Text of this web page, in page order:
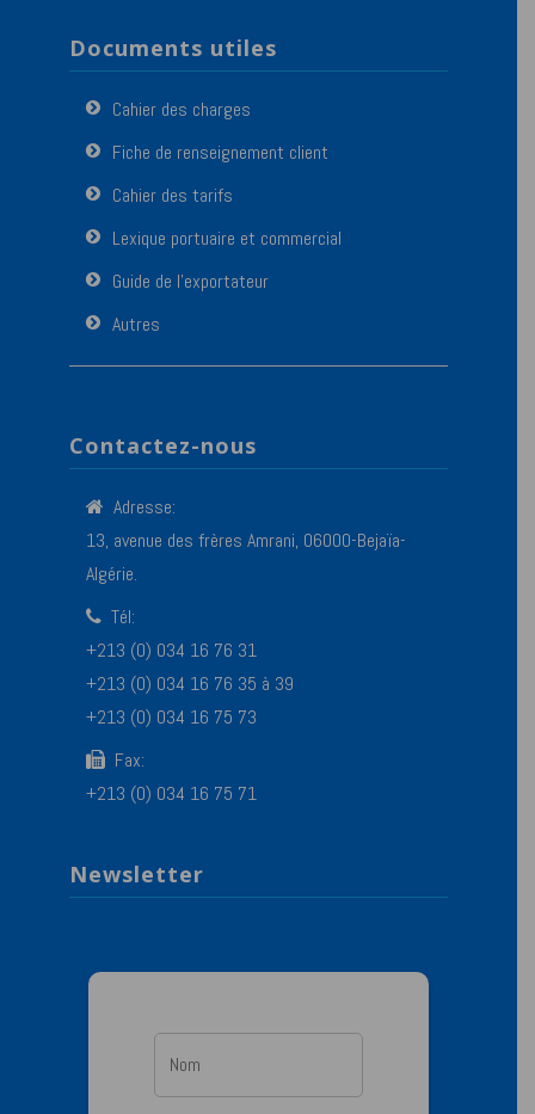
Documents utiles
Cahier des charges
Fiche de renseignement client
Cahier des tarifs
Lexique portuaire et commercial
Guide de l’exportateur
Autres
Contactez-nous
Adresse:
13, avenue des frères Amrani, 06000-Bejaïa-
Algérie.
Tél:
+213 (0) 034 16 76 31
+213 (0) 034 16 76 35 à 39
+213 (0) 034 16 75 73
Fax:
+213 (0) 034 16 75 71
Newsletter